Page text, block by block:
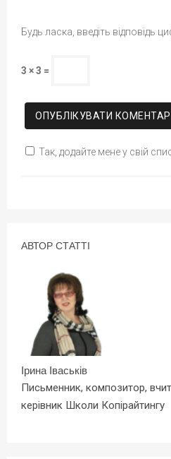
Будь ласка, введіть відповідь
3 × 3 =
Так, додайте мене у свій
АВТОР СТАТТІ
Ірина Іваськів
Письменник, композитор,
керівник Школи Копірайтингу